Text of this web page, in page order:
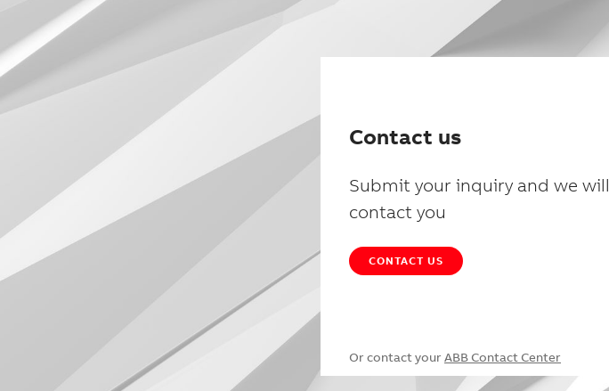
Contact us
Submit your inquiry and we will
contact you
CONTACT US
Or contact your ABB Contact Center